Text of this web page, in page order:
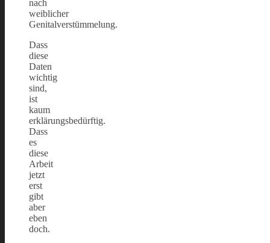
nach
weiblicher
Genitalverstümmelung.
Dass
diese
Daten
wichtig
sind,
ist
kaum
erklärungsbedürftig.
Dass
es
diese
Arbeit
jetzt
erst
gibt
aber
eben
doch.